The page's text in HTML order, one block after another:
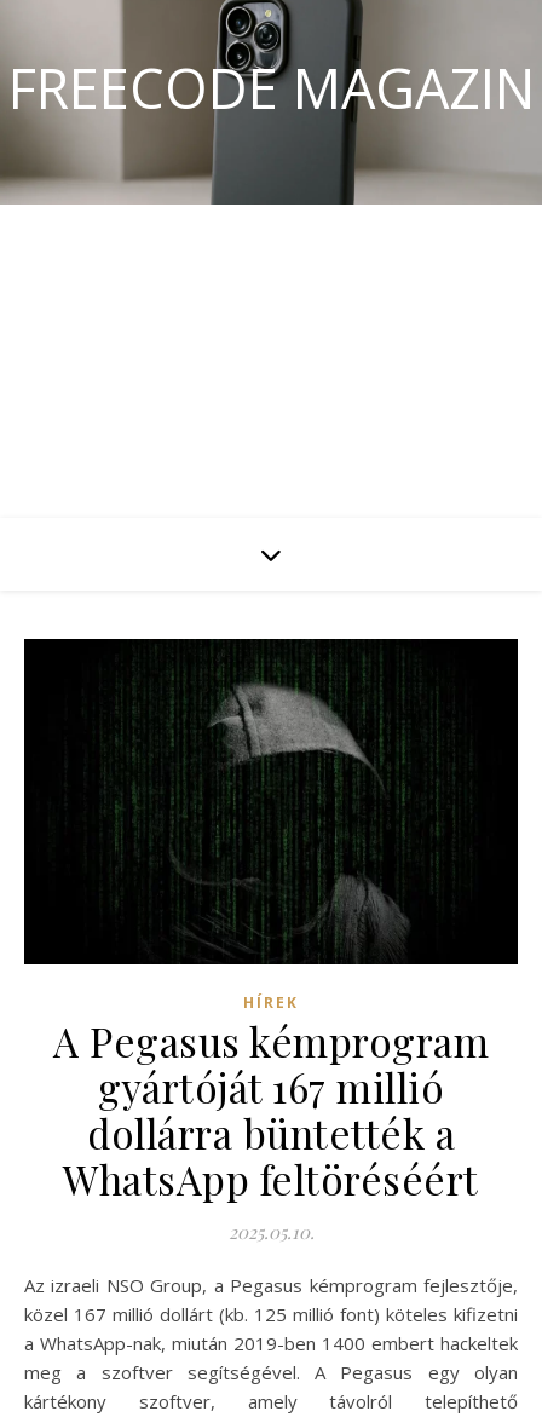
FREECODE MAGAZIN
HÍREK
A Pegasus kémprogram
gyártóját 167 millió
dollárra büntették a
WhatsApp feltöréséért
2025.05.10.
Az izraeli NSO Group, a Pegasus kémprogram fejlesztője,
közel 167 millió dollárt (kb. 125 millió font) köteles kifizetni
a WhatsApp-nak, miután 2019-ben 1400 embert hackeltek
meg a szoftver segítségével. A Pegasus egy olyan
kártékony szoftver, amely távolról telepíthető